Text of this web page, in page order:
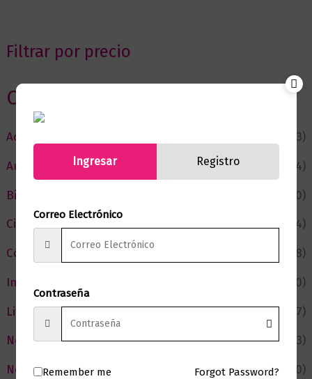
Filtrar por precio
Categorias
Actualidad
(53)
Autor del Mes
(4)
Bienestar
(230)
Ciencia y Conocimiento
(74)
Cómic y Fantasía
(88)
Infantil y Juvenil
(210)
Literatura
(367)
Negocios
(43)
Novedades
(110)
Ingresar Registro
Correo Electrónico
Contraseña
Remember me Forgot Password?